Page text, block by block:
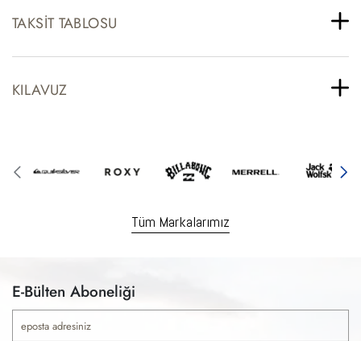
TAKSIT TABLOSU
KILAVUZ
Tüm Markalarımız
E-Bülten Aboneliği